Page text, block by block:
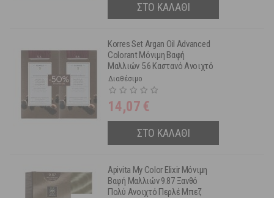
ΣΤΟ ΚΑΛΑΘΙ
Korres Set Argan Oil Advanced
Colorant Μόνιμη Βαφή
Μαλλιών 5.6 Καστανό Ανοιχτό
Κόκκινο 2τμχ -50% Στη 2η
Βαφή
Διαθέσιμο
14,07 €
ΣΤΟ ΚΑΛΑΘΙ
Apivita My Color Elixir Μόνιμη
Βαφή Μαλλιών 9.87 Ξανθό
Πολύ Ανοιχτό Περλέ Μπεζ